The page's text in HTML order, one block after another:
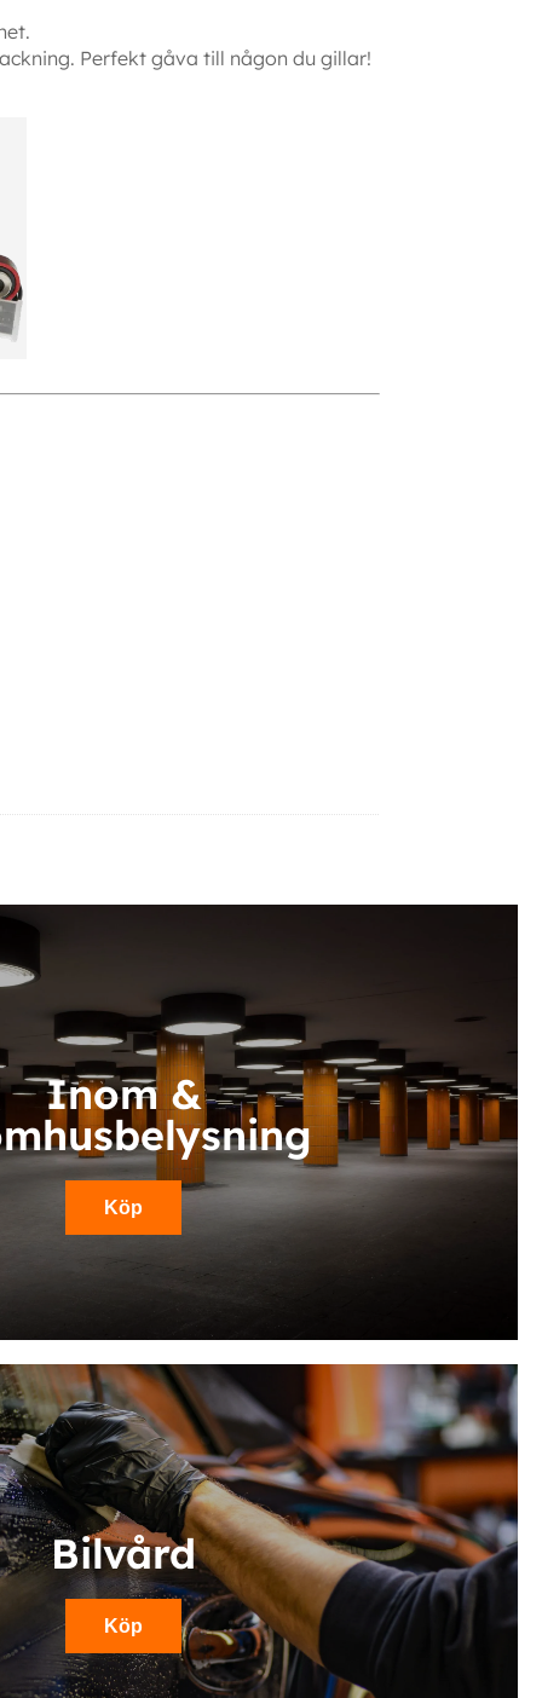
Perfekt gåva till någon du gillar!
Inom &
Köp
Bilvård
Köp